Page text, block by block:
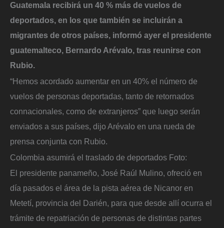
Guatemala recibirá un 40 % más de vuelos de
deportados, en los que también se incluirán a
migrantes de otros países, informó ayer el presidente
guatemalteco, Bernardo Arévalo, tras reunirse con
Rubio.
“Hemos acordado aumentar en un 40% el número de
vuelos de personas deportadas, tanto de retornados
connacionales, como de extranjeros” que luego serán
enviados a sus países, dijo Arévalo en una rueda de
prensa conjunta con Rubio.
Colombia asumirá el traslado de deportados Foto:
El presidente panameño, José Raúl Mulino, ofreció en
día pasados el área de la pista aérea de Nicanor en
Metetí, provincia del Darién, para que desde allí ocurra el
trámite de repatriación de personas de distintas partes